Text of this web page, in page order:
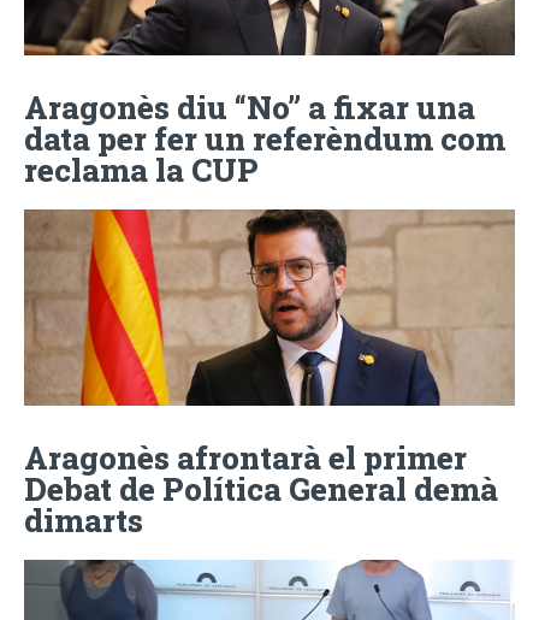
Aragonès diu “No” a fixar una
data per fer un referèndum com
reclama la CUP
Aragonès afrontarà el primer
Debat de Política General demà
dimarts